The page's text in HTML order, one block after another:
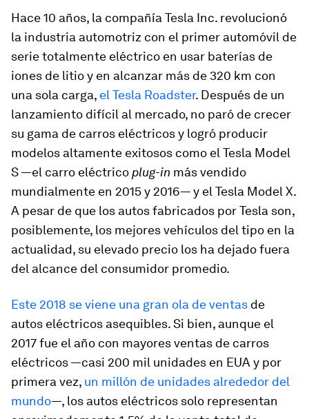
Hace 10 años, la compañía Tesla Inc. revolucionó
la industria automotriz con el primer automóvil de
serie totalmente eléctrico en usar baterías de
iones de litio y en alcanzar más de 320 km con
una sola carga, el Tesla Roadster. Después de un
lanzamiento difícil al mercado, no paró de crecer
su gama de carros eléctricos y logró producir
modelos altamente exitosos como el Tesla Model
S —el carro eléctrico plug-in más vendido
mundialmente en 2015 y 2016— y el Tesla Model X.
A pesar de que los autos fabricados por Tesla son,
posiblemente, los mejores vehículos del tipo en la
actualidad, su elevado precio los ha dejado fuera
del alcance del consumidor promedio.
Este 2018 se viene una gran ola de ventas de
autos eléctricos asequibles. Si bien, aunque el
2017 fue el año con mayores ventas de carros
eléctricos —casi 200 mil unidades en EUA y por
primera vez, un millón de unidades alrededor del
mundo—, los autos eléctricos solo representan